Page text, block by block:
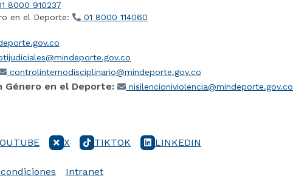
8000 910237
en el Deporte:
01 8000 114060
controlinternodisciplinario@mindeporte.gov.co
Género en el Deporte: nisilencioniviolencia@mindeporte.gov.co
X TIKTOK LINKEDIN
Intranet